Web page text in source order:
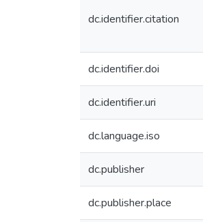
dc.identifier.citation
dc.identifier.doi
dc.identifier.uri
dc.language.iso
dc.publisher
dc.publisher.place